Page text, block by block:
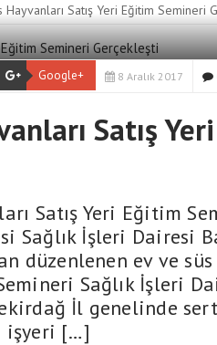
Hayvanları Satış Yeri Eğitim Semineri
Google+ 8 Aralık 2017
Satış
Satış Yeri Eğitim
Sağlık İşleri Dairesi
düzenlenen ev ve
Sağlık İşleri
İl genelinde
işyeri […]